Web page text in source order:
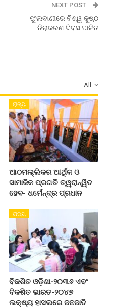
NEXT POST
ଫୁଲବାଣୀରେ ବିଶ୍ୱ କୁଷ୍ଠ
ନିରାକରଣ ଦିବସ ପାଳିତ
All
ରାଜ୍ୟ
ଆଠମଲ୍ଲିକର ଆର୍ଥିକ ଓ
ସାମାଜିକ ପ୍ରଗତି ତ୍ୱରାନ୍ୱିତ
ହେବ- ଧର୍ମେନ୍ଦ୍ର ପ୍ରଧାନ
ରାଜ୍ୟ
ବିକଶିତ ଓଡ଼ିଶା-୨୦୩୬ ଏବଂ
ବିକଶିତ ଭାରତ-୨୦୪୭
ଲକ୍ଷ୍ୟ ହାସଲରେ ଜନଜାତି